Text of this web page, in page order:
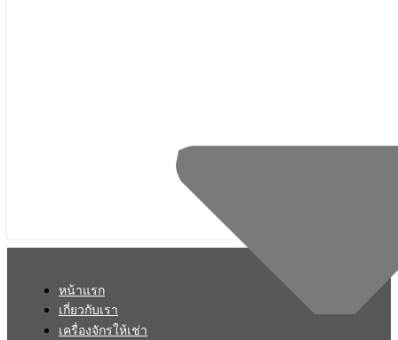
หน้าแรก
เกี่ยวกับเรา
เครื่องจักรให้เช่า